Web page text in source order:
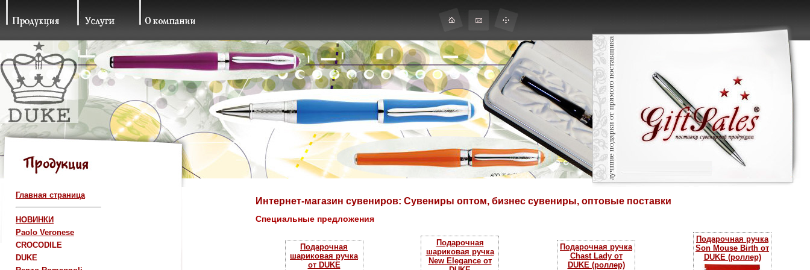
Главная страница
НОВИНКИ
Paolo Veronese
CROCODILE
DUKE
Интернет-магазин сувениров: Сувениры оптом, бизнес сувениры, оптовые поставки
Специальные предложения
Подарочная
шариковая ручка
от DUKE
Подарочная
шариковая ручка
New Elegance от
Подарочная ручка
Chast Lady от
DUKE (роллер)
Подарочная ручка
Son Mouse Birth от
DUKE (роллер)